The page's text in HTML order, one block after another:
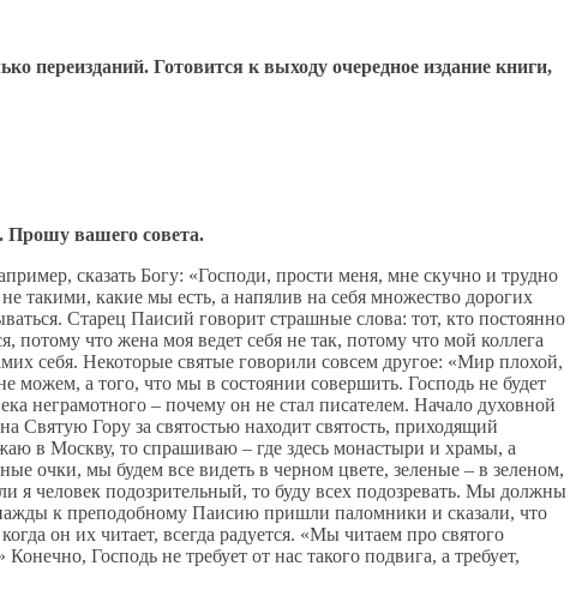
переизданий. Готовится к выходу очередное издание книги,
Прошу вашего совета.
сказать Богу: «Господи, прости меня, мне скучно и трудно
такими, какие мы есть, а напялив на себя множество дорогих
Старец Паисий говорит страшные слова: тот, кто постоянно
что жена моя ведет себя не так, потому что мой коллега
себя. Некоторые святые говорили совсем другое: «Мир плохой,
можем, а того, что мы в состоянии совершить. Господь не будет
неграмотного – почему он не стал писателем. Начало духовной
Гору за святостью находит святость, приходящий
в Москву, то спрашиваю – где здесь монастыри и храмы, а
очки, мы будем все видеть в черном цвете, зеленые – в зеленом,
я человек подозрительный, то буду всех подозревать. Мы должны
к преподобному Паисию пришли паломники и сказали, что
он их читает, всегда радуется. «Мы читаем про святого
Господь не требует от нас такого подвига, а требует,